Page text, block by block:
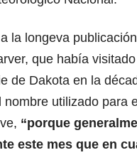
la longeva
que había
de Dakota en la
nombre utilizado para
“porque
este mes que en